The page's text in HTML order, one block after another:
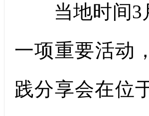
当地时间3月
一项重要活动
践分享会在位